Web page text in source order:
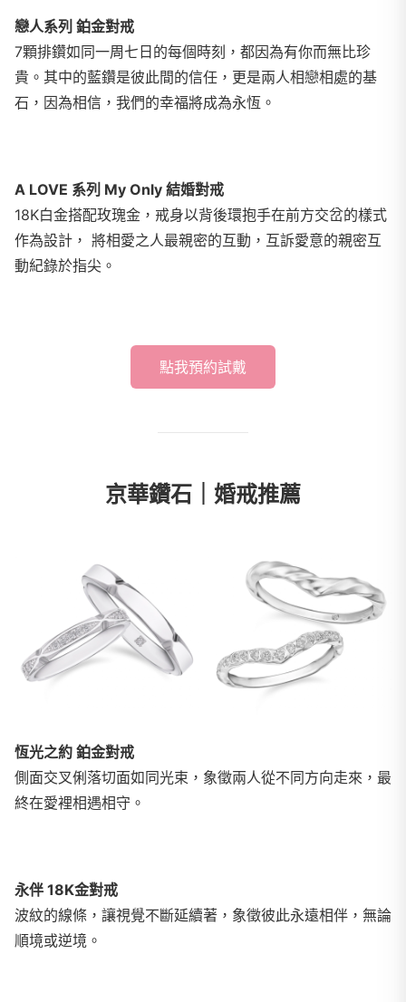
戀人系列 鉑金對戒
7顆排鑽如同一周七日的每個時刻，都因為有你而無比珍
貴。其中的藍鑽是彼此間的信任，更是兩人相戀相處的基
石，因為相信，我們的幸福將成為永恆。
A LOVE 系列 My Only 結婚對戒
18K白金搭配玫瑰金，戒身以背後環抱手在前方交岔的樣式
作為設計， 將相愛之人最親密的互動，互訴愛意的親密互
動紀錄於指尖。
點我預約試戴
京華鑽石｜婚戒推薦
恆光之約 鉑金對戒
側面交叉俐落切面如同光束，象徵兩人從不同方向走來，最
終在愛裡相遇相守。
永伴 18K金對戒
波紋的線條，讓視覺不斷延續著，象徵彼此永遠相伴，無論
順境或逆境。